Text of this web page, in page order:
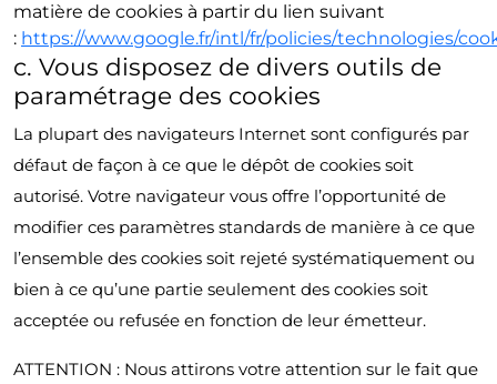
matière de cookies à partir du lien suivant
: https://www.google.fr/intl/fr/policies/technologies/
c. Vous disposez de divers outils de
paramétrage des cookies
La plupart des navigateurs Internet sont configurés par
défaut de façon à ce que le dépôt de cookies soit
autorisé. Votre navigateur vous offre l’opportunité de
modifier ces paramètres standards de manière à ce que
l’ensemble des cookies soit rejeté systématiquement ou
bien à ce qu’une partie seulement des cookies soit
acceptée ou refusée en fonction de leur émetteur.
ATTENTION : Nous attirons votre attention sur le fait que